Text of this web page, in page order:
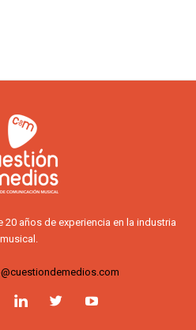
20 años de experiencia en la industria
musical.